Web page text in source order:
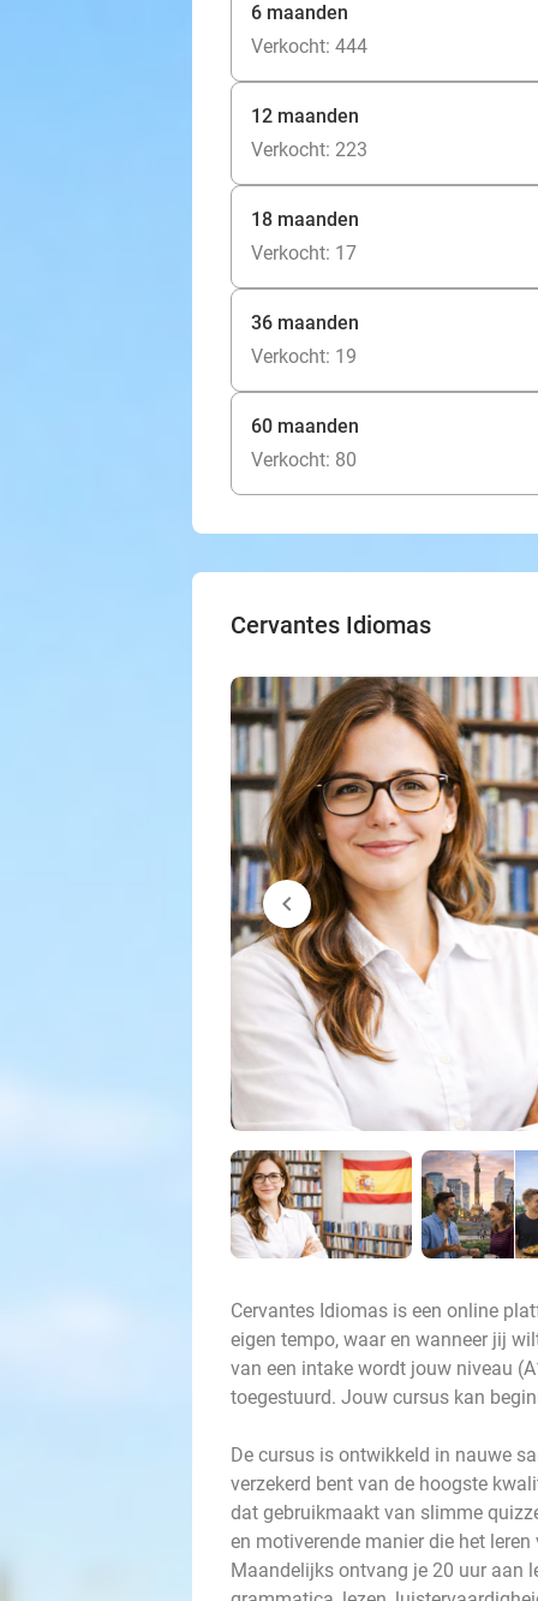
6 maanden
Verkocht: 444
12 maanden
Verkocht: 223
18 maanden
Verkocht: 17
36 maanden
Verkocht: 19
60 maanden
Verkocht: 80
Cervantes Idiomas
chevron_left
Cervantes Idiomas is een online
eigen tempo, waar en wanneer jij
van een intake wordt jouw niveau
toegestuurd. Jouw cursus kan
De cursus is ontwikkeld in nauwe
verzekerd bent van de hoogste
dat gebruikmaakt van slimme
en motiverende manier die het
Maandelijks ontvang je 20 uur aan